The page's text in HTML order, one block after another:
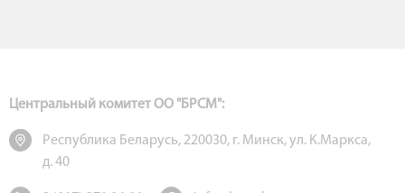
Центральный комитет ОО "БРСМ":
Республика Беларусь, 220030, г. Минск, ул. К.Маркса,
д. 40